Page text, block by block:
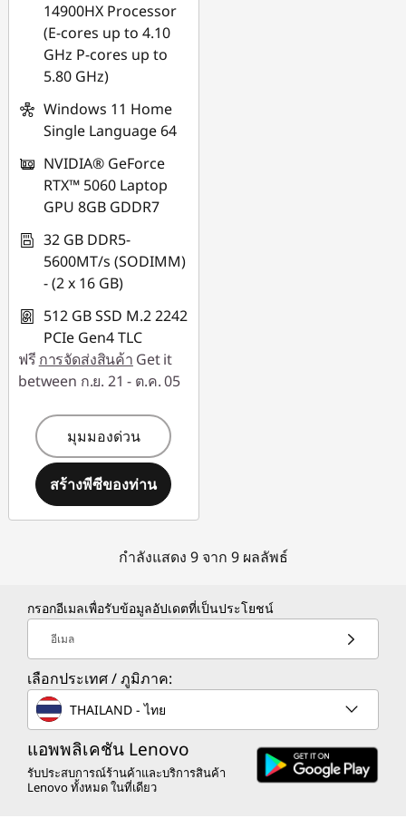
14900HX Processor
(E-cores up to 4.10
GHz P-cores up to
5.80 GHz)
Windows 11 Home
Single Language 64
NVIDIA® GeForce
RTX™ 5060 Laptop
GPU 8GB GDDR7
32 GB DDR5-
5600MT/s (SODIMM)
- (2 x 16 GB)
512 GB SSD M.2 2242
PCIe Gen4 TLC
ฟรี การจัดส่งสินค้า Get it
between ก.ย. 21 - ต.ค. 05
มุมมองด่วน
สร้างพีซีของท่าน
กำลังแสดง 9 จาก 9 ผลลัพธ์
กรอกอีเมลเพื่อรับข้อมูลอัปเดตที่เป็นประโยชน์
อีเมล
เลือกประเทศ / ภูมิภาค:
THAILAND - ไทย
แอพพลิเคชัน Lenovo
รับประสบการณ์ร้านค้าและบริการสินค้า
Lenovo ทั้งหมด ในที่เดียว